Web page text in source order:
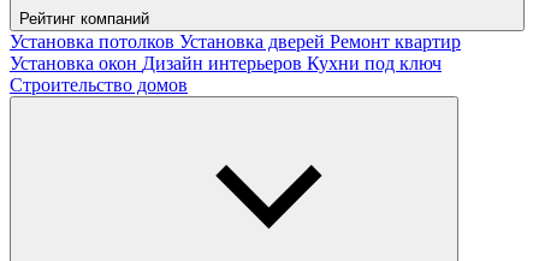
Рейтинг компаний
Установка потолков Установка дверей Ремонт квартир
Установка окон Дизайн интерьеров Кухни под ключ
Строительство домов